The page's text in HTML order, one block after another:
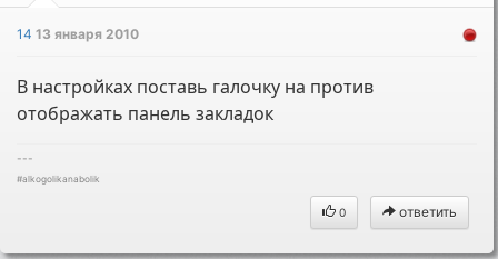
1413 января 2010
В настройках поставь галочку на против
отображать панель закладок
---
#alkogolikanabolik
0 ответить